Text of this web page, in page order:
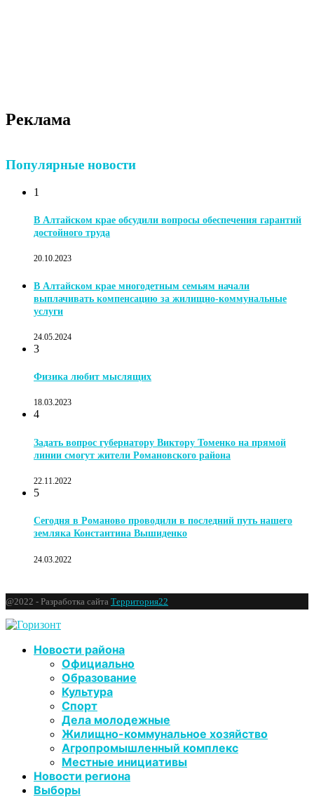
Реклама
Популярные новости
1
В Алтайском крае обсудили вопросы обеспечения гарантий
достойного труда
20.10.2023
В Алтайском крае многодетным семьям начали
выплачивать компенсацию за жилищно-коммунальные
услуги
24.05.2024
3
Физика любит мыслящих
18.03.2023
4
Задать вопрос губернатору Виктору Томенко на прямой
линии смогут жители Романовского района
22.11.2022
5
Сегодня в Романово проводили в последний путь нашего
земляка Константина Вышиденко
24.03.2022
@2022 - Разработка сайта Территория22
Новости района
Официально
Образование
Культура
Спорт
Дела молодежные
Жилищно-коммунальное хозяйство
Агропромышленный комплекс
Местные инициативы
Новости региона
Выборы